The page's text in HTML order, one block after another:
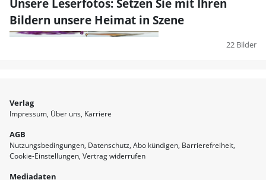
Unsere Leserfotos: Setzen Sie mit Ihren
Bildern unsere Heimat in Szene
22 Bilder
Verlag
Impressum Über uns Karriere
AGB
Nutzungsbedingungen Datenschutz Abo kündigen Barrierefreiheit
Cookie-Einstellungen Vertrag widerrufen
Mediadaten